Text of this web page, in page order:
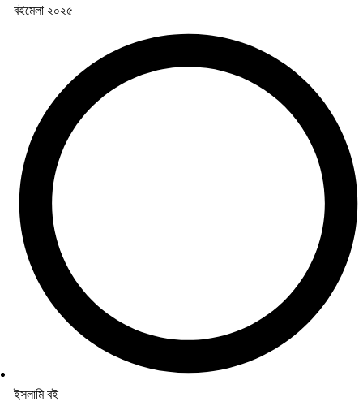
বইমেলা ২০২৫
ইসলামি বই